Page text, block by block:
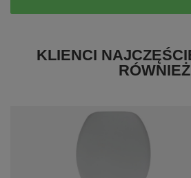
KLIENCI
RÓWNIEŻ